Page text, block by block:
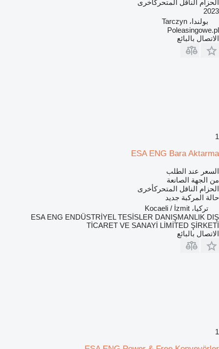
الحزام الناقل المتحركأخرى
2023
بولندا، Tarczyn
Poleasingowe.pl
الاتصال بالبائع
1
ESA ENG Bara Aktarma
السعر عند الطلب
من الجهة الصانعة
الحزام الناقل المتحركأخرى
حالة المركبة جديد
تركيا، Kocaeli / İzmit
ESA ENG ENDÜSTRİYEL TESİSLER DANIŞMANLIK DIŞ
TİCARET VE SANAYİ LİMİTED ŞİRKETİ
الاتصال بالبائع
1